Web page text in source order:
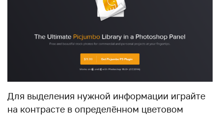
Для выделения нужной информации играйте
на контрасте в определённом цветовом